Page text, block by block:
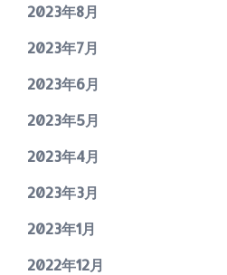
2023年8月
2023年7月
2023年6月
2023年5月
2023年4月
2023年3月
2023年1月
2022年12月